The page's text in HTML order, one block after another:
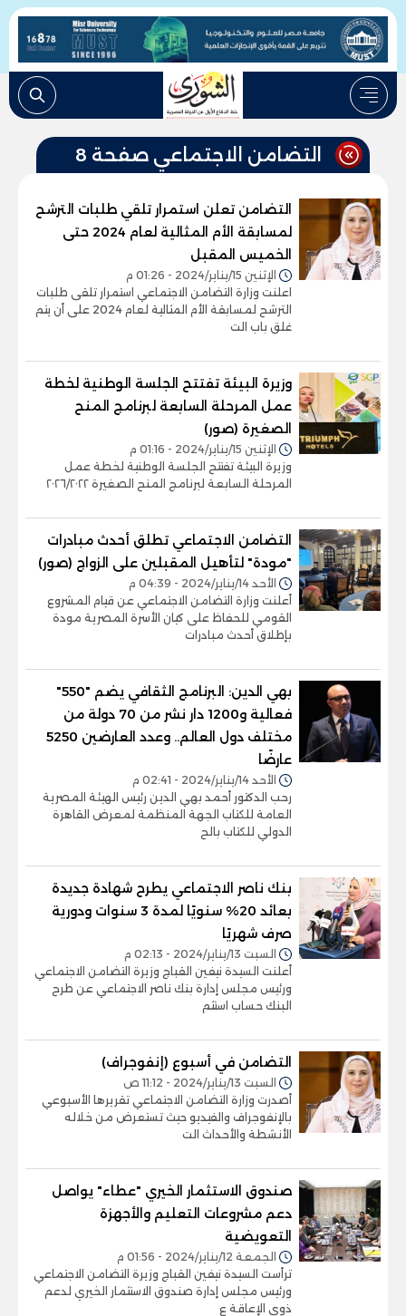
التضامن الاجتماعي صفحة 8
التضامن تعلن استمرار تلقي طلبات الترشح
لمسابقة الأم المثالية لعام 2024 حتى
الخميس المقبل
الإثنين 15/يناير/2024 - 01:26 م
اعلنت وزارة التضامن الاجتماعي استمرار تلقى طلبات
الترشح لمسابقة الأم المثالية لعام 2024 على أن يتم
غلق باب الت
وزيرة البيئة تفتتح الجلسة الوطنية لخطة
عمل المرحلة السابعة لبرنامج المنح
الصغيرة (صور)
الإثنين 15/يناير/2024 - 01:16 م
وزيرة البيئة تفتتح الجلسة الوطنية لخطة عمل
المرحلة السابعة لبرنامج المنح الصغيرة ٢٠٢٦/٢٠٢٢
التضامن الاجتماعي تطلق أحدث مبادرات
"مودة" لتأهيل المقبلين على الزواج (صور)
الأحد 14/يناير/2024 - 04:39 م
أعلنت وزارة التضامن الاجتماعي عن قيام المشروع
القومي للحفاظ على كيان الأسرة المصرية مودة
بإطلاق أحدث مبادرات
بهي الدين: البرنامج الثقافي يضم "550"
فعالية و1200 دار نشر من 70 دولة من
مختلف دول العالم.. وعدد العارضين 5250
عارضًا
الأحد 14/يناير/2024 - 02:41 م
رحب الدكتور أحمد بهي الدين رئيس الهيئة المصرية
العامة للكتاب الجهة المنظمة لمعرض القاهرة
الدولي للكتاب بالح
بنك ناصر الاجتماعي يطرح شهادة جديدة
بعائد 20% سنويًا لمدة 3 سنوات ودورية
صرف شهريًا
السبت 13/يناير/2024 - 02:13 م
أعلنت السيدة نيفين القباج وزيرة التضامن الاجتماعي
ورئيس مجلس إدارة بنك ناصر الاجتماعي عن طرح
البنك حساب استثم
التضامن في أسبوع (إنفوجراف)
السبت 13/يناير/2024 - 11:12 ص
أصدرت وزارة التضامن الاجتماعي تقريرها الأسبوعي
بالإنفوجراف والفيديو حيث تستعرض من خلاله
الأنشطة والأحداث الت
صندوق الاستثمار الخيري "عطاء" يواصل
دعم مشروعات التعليم والأجهزة
التعويضية
الجمعة 12/يناير/2024 - 01:56 م
ترأست السيدة نيفين القباج وزيرة التضامن الاجتماعي
ورئيس مجلس إدارة صندوق الاستثمار الخيري لدعم
ذوي الإعاقة ع